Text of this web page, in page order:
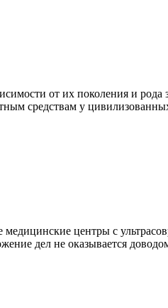
от их поколения и рода
средствам у
центры с
дел не оказывается